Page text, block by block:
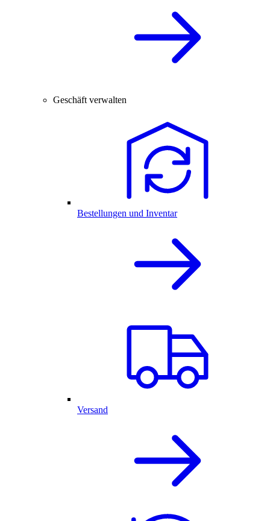
Geschäft verwalten
Bestellungen und Inventar
Versand